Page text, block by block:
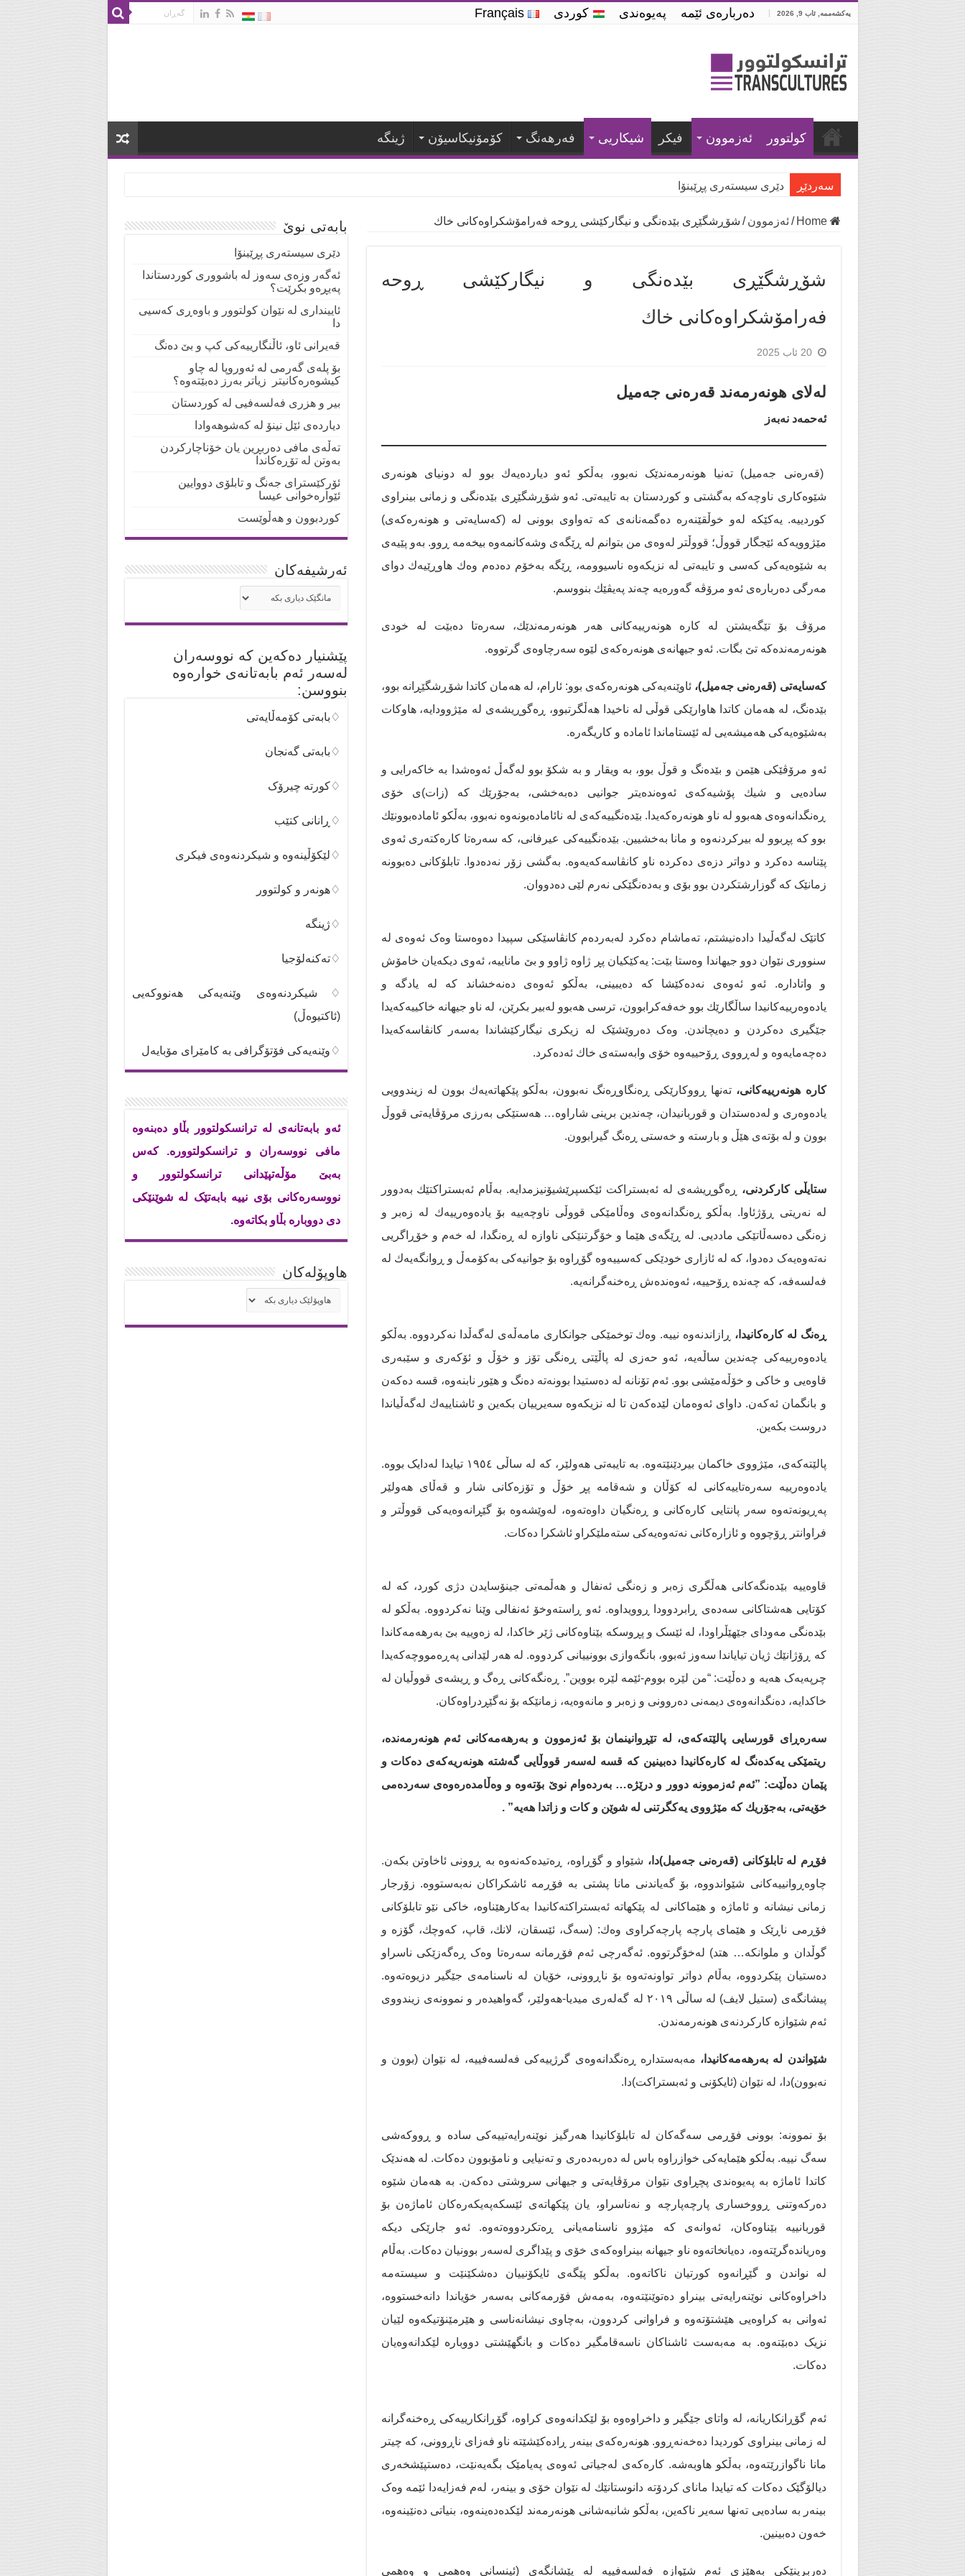
یەکشەممە, ئاب 9, 2026 ده‌رباره‌ی ئێمه‌ په‌یوه‌ندی کوردی Français
كولتوور ئه‌زموون فیكر شیكاریی فه‌رهه‌نگ كۆمۆنیكاسیۆن ژینگە
سه‌ردێڕ دێری سیستەری پڕێبنۆا
Home
/ ئه‌زموون / شۆڕشگێڕی بێدەنگی و نیگاركێشی ڕوحە فەرامۆشکراوەکانی خاك
شۆڕشگێڕی بێدەنگی و نیگاركێشی ڕوحە
فەرامۆشکراوەکانی خاك
20 ئاب 2025
لەلای هونەرمەند قەرەنی جەمیل
ئەحمەد نەبەز
(قەرەنی جەمیل) تەنیا هونەرمەندێک نەبوو، بەڵكو ئەو دیاردەیەك بوو لە دونیای هونەری
شێوەكاری ناوچەكە بەگشتی و كوردستان بە تایبەتی. ئەو شۆڕشگێڕی بێدەنگی و زمانی بینراوی
کوردییە. یەکێکە لەو خوڵقێنەرە دەگمەنانەی کە تەواوی بوونی له‌ (كەسایەتی و هونەرەكەی)
مێژوویەكە ئێجگار قووڵ؛ قووڵتر لەوەی من بتوانم لە ڕێگەی وشەکانمەوە بیخەمە ڕوو. بەو پێیەی
بە شێوەیەكی كەسی و تایبەتی لە نزیكەوە ناسیوومە، ڕێگە بەخۆم دەدەم وەك هاوڕێیەك دوای
مەرگی دەربارەی ئەو مرۆڤە گەورەیە چەند پەیڤێك بنووسم.
مرۆڤ بۆ تێگەیشتن لە کارە هونەرییەکانی هەر هونەرمەندێك، سەرەتا دەبێت لە خودی
هونەرمەندەكە تێ بگات. ئەو جیهانەی هونەرەكەی لێوە سه‌رچاوه‌ی گرتووه‌.
کەسایەتی (قەرەنی جەمیل)، ئاوێنەیەکی هونەرەکەی بوو: ئارام، لە هەمان کاتدا شۆڕشگێڕانە بوو،
بێدەنگ، لە هەمان کاتدا هاوارێكی قوڵی لە ناخیدا هەڵگرتبوو، ڕەگوڕیشەی لە مێژوودایە، هاوکات
بەشێوەیەكی هەمیشەیی لە ئێستاماندا ئامادە و كاریگەرە.
ئەو مرۆڤێكی هێمن و بێدەنگ و قوڵ بوو، بە ویقار و بە شكۆ بوو لەگەڵ ئەوەشدا بە خاكەرایی و
سادەیی و شیك پۆشیەكەی ئەوەندەیتر جوانیی دەبەخشی، بەجۆرێك كە (زات)ی خۆی
ڕەنگدانەوەی هەبوو لە ناو هونەرەكەیدا. بێدەنگییەکەی لە نائاماده‌بونه‌وه‌ نەبوو، بەڵكو ئامادەبوونێك
بوو كە پڕبوو لە بیرکردنەوە و مانا به‌خشیین. بێدەنگییەكی عیرفانی، کە سەرەتا کارەکتەری ئەوی
پێناسە دەکرد و دواتر دزەی دەکردە ناو کانڤاسەکەیەوە. بەگشی زۆر نه‌ده‌دوا. تابلۆكانی دەبوونە
زمانێک کە گوزارشتكردن بوو بۆی و بەدەنگێكی نەرم لێی دەدووان.
کاتێک لەگەڵیدا دادەنیشتم، تەماشام دەکرد لەبەردەم کانڤاسێکی سپیدا دەوەستا وەک ئەوەی لە
سنووری نێوان دوو جیهاندا وەستا بێت: یەکێکیان پڕ ژاوە ژاوو و بێ ماناییە، ئەوی دیکەیان خامۆش
و واتادارە. ئەو ئەوەی نەدەكێشا كە دەیبینی، به‌ڵكو ئەوەی ده‌نه‌خشاند كە لە یادگه‌ و
یادەوەرییەكانیدا ساڵگارێك بوو خەفەکرابوون، ترسی هەبوو لەبیر بکرێن، لە ناو جیهانە خاكییەكەیدا
جێگیری دەكردن و دەیچاندن. وەک دەروێشێک لە زیكری نیگاركێشاندا بەسەر کانڤاسەکەیدا
دەچەمایەوە و لەڕووی ڕۆحییەوە خۆی وابه‌سته‌ی خاك ئه‌دەكرد.
کارە هونەرییەكانی، تەنها ڕووکارێكی ڕەنگاوڕەنگ نەبوون، به‌ڵكو پێکهاتەیه‌ك بوون له‌ زیندوویی
یادەوەری و لەدەستدان و قوربانیدان، چه‌ندین برینی شاراوە… هەستێكی بەرزی مرۆڤایەتی قووڵ
بوون و له‌ بۆته‌ی هێڵ و بارسته‌ و خه‌ستی ڕه‌نگ گیرابوون.
ستایڵی كاركردنی، ڕەگوڕیشەی لە ئەبستراکت ئێکسپرێشیۆنیزمدایە. بەڵام ئەبستراکتێك به‌دوور
له‌ نەریتی ڕۆژئاوا. بەڵکو ڕەنگدانەوەی وەڵامێکی قووڵی ناوچەییە بۆ یاده‌وه‌رییه‌ك له‌ زەبر و
زەنگی ده‌سه‌ڵاتێكی ماددیی. لە ڕێگەی هێما و خۆگرتنێکی ناوازە لە ڕەنگدا، لە خەم و خۆڕاگریی
نەتەوەیەک ده‌دوا، كە لە ئازاری خودێكی کەسییەوە گۆڕاوە بۆ جوانیه‌كی بەکۆمەڵ و ڕوانگه‌یه‌ك له‌
فەلسەفە، کە چەندە ڕۆحییە، ئەوەندەش ڕەخنەگرانەیە.
ڕەنگ لە کارەکانیدا، ڕازاندنەوە نییە. وەك توخمێكی جوانکاری مامەڵەی لەگەڵدا نەكردووە. بەڵكو
یادەوەرییەكی چەندین ساڵەیە، ئەو حەزی لە پاڵێتی ڕەنگی تۆز و خۆڵ و ئۆكەری و سێبەری
قاوەیی و خاکی و خۆڵەمێشی بوو. ئەم تۆنانە لە دەستیدا بوونەتە دەنگ و هێور نابنەوە، قسە دەکەن
و بانگمان ئه‌كه‌ن. داوای ئه‌وه‌مان لێدەکەن تا لە نزیکەوە سەیرییان بکەین و ئاشناییه‌ك له‌گه‌ڵیاندا
دروست بكه‌ین.
پالێتەكەی، مێژووی خاکمان بیردێنێتەوە. بە تایبەتی هەولێر، کە لە ساڵی ١٩٥٤ تیایدا لەدایک بووە.
یادەوەرییە سەرەتاییەکانی لە كۆڵان و شەقامە پڕ خۆڵ و تۆزەکانی شار و قەڵای هەولێر
په‌ڕیونه‌ته‌وه‌ سەر پانتایی كارەكانی و ڕەنگیان داوەتەوە، لەوێشەوە بۆ گێڕانەوەیەكی قووڵتر و
فراوانتر ڕۆچووە و ئازارەكانی نەتەوەیەكی ستەملێكراو ئاشکرا دەكات.
قاوەییە بێدەنگەکانی هەڵگری زەبر و زەنگی ئەنفال و هەڵمەتی جینۆسایدن دژی کورد، كە لە
کۆتایی هەشتاکانی سەدەی ڕابردوودا ڕوویداوە. ئەو ڕاستەوخۆ ئەنفالی وێنا نەکردووە. بەڵکو لە
بێدەنگی مه‌ودای جێهێڵراودا، لە ئێسک و پڕوسكە بێناوەکانی ژێر خاکدا، لە زەوییە بێ بەرهەمەکاندا
کە ڕۆژانێك ژیان تیایاندا سه‌وز ئه‌بوو، بانگەوازی بوونییانی كردووە. لە هەر لێدانی په‌ڕه‌مووچه‌كه‌یدا
چرپەیەک هەیە و دەڵێت: “من لێرە بووم-ئێمە لێرە بووین”. ڕەنگەکانی ڕەگ و ڕیشەی قووڵیان لە
خاكدایە، دەنگدانەوەی دیمەنی دەروونی و زەبر و مانەوەیە، زمانێكە بۆ نەگێڕدراوەكان.
سەرەڕای قورسایی پالێتەكەی، لە تێڕوانینمان بۆ ئەزموون و بەرهەمەکانی ئەم هونەرمەندە،
ریتمێكی یەكدەنگ لە كارەكانیدا دەبینین کە قسە لەسەر قووڵایی گەشتە هونەریەکەی دەکات و
پێمان دەڵێت: ”ئەم ئەزموونە دوور و درێژە… بەردەوام نوێ بۆتەوە و وەڵامدەرەوەی سەردەمی
خۆیەتی، بەجۆریك كە مێژووی یەكگرتنی لە شوێن و كات و زاتدا هەیە” .
فۆڕم لە تابلۆكانی (قەرەنی جەمیل)دا، شێواو و گۆڕاوە، ڕەتیدەکەنەوە بە ڕوونی ئاخاوتن بکەن.
چاوەڕوانییەکانی شێواندووە، بۆ گەیاندنی مانا پشتی بە فۆڕمە ئاشکراکان نەبەستووە. زۆرجار
زمانی نیشانە و ئاماژە و هێماكانی لە پێکهاتە ئەبستراکتەکانیدا بەكارهێناوە، خاكی نێو تابلۆكانی
فۆڕمی ناڕێک و هێمای پارچە پارچەکراوی وەك: (سەگ، ئێسقان، لانك، قاپ، كەوچك، گۆزە و
گوڵدان و ملوانكە… هتد) لەخۆگرتووە. ئەگەرچی ئەم فۆڕمانە سەرەتا وەک ڕەگەزێكی ناسراو
دەستیان پێكردووە، بەڵام دواتر تواونەتەوە بۆ ناڕوونی، خۆیان لە ناسنامەی جێگیر دزیوەتەوە.
پیشانگەی (ستیل لایف) لە ساڵی ٢٠١٩ لە گەلەری میدیا-هه‌ولێر، گه‌واهیده‌ر و نموونەی زیندووی
ئەم شێوازە كاركردنه‌ی هونه‌رمه‌ندن.
شێواندن لە بەرهەمەكانیدا، مەبەستدارە ڕەنگدانەوەی گرژییەکی فەلسەفییە، لە نێوان (بوون و
نەبوون)دا، لە نێوان (ئایکۆنی و ئەبستراکت)دا.
بۆ نموونە: بوونی فۆڕمی سەگەكان لە تابلۆکانیدا هەرگیز نوێنەرایەتییەکی سادە و ڕووکەشی
سەگ نییە. بەڵکو هێمایەكی خوازراوە باس لە دەربەدەری و تەنیایی و نامۆبوون دەكات. لە هەندێک
کاتدا ئاماژە بە پەیوەندی پچڕاوی نێوان مرۆڤایەتی و جیهانی سروشتی دەکەن. بە هەمان شێوە
دەرکەوتنی ڕووخساری پارچەپارچە و نەناسراو، یان پێکهاتەی ئێسکەپەیکەرەكان ئاماژەن بۆ
قوربانییە بێناوەکان، ئەوانەی کە مێژوو ناسنامەیانی ڕەتکردووەتەوە. ئەو جارێكی دیكە
وەریاندەگرێتەوە، دەیانخاتەوە ناو جیهانە بینراوەكەی خۆی و پێداگری لەسەر بوونیان دەکات. بەڵام
لە نواندن و گێڕانەوە کورتیان ناکاتەوە. بەڵکو پێگەی ئایکۆنییان دەشکێنێت و سیستەمه‌
داخراوەکانی نوێنەرایەتی بینراو دەتوێنێتەوە، بەمەش فۆرمەکانی بەسەر خۆیاندا دانەخستووە،
ئەوانی بە کراوەیی هێشتۆتەوە و فراوانی كردوون، بەچاوی نیشانەناسی و هێرمێنۆتیکەوە لێیان
نزیک دەبێتەوە. بە مەبەست ئاشناکان ناسەقامگیر دەکات و بانگهێشتی دووبارە لێکدانەوەیان
دەکات.
ئەم گۆڕانكاریانە، لە واتای جێگیر و داخراوەوە بۆ لێکدانەوەی کراوە، گۆڕانکارییەکی ڕەخنەگرانە
لە زمانی بینراوی کوردیدا ده‌خه‌نه‌ڕوو. هونەرەکەی بینەر ڕادەکێشێتە ناو فەزای ناڕوونی، کە چیتر
مانا ناگوازرێتەوە، بەڵکو هاوبەشە. کارەکەی لەجیاتی ئەوەی پەیامێک بگەیەنێت، دەستپێشخەری
دیالۆگێک دەكات كە تیایدا مانای كردۆتە دانوستانێك لە نێوان خۆی و بینەر، لەم فەزایەدا ئێمە وەک
بینەر بە سادەیی تەنها سەیر ناکەین، بەڵكو شانبەشانی هونەرمەند لێکدەدەینەوە، بنیاتی دەنێینەوە،
خەون دەبینین.
دەربڕینێکی بەهێزی ئەم شێوازە فەلسەفییە لە پێشانگەی (ئینسانی وەھمی و وەھمی
بابەتی نوێ
دێری سیستەری پڕێبنۆا
ئەگەر وزەی سەوز لە باشووری کوردستاندا
پەیڕەو بکرێت؟
ئایینداری لە نێوان کولتوور و باوەڕی کەسیی
دا
قەیرانی ئاو، ئاڵنگارییەکی کپ و بێ دەنگ
بۆ پلەی گەرمی لە ئەوروپا لە چاو
کیشوەرەکانیتر زیاتر بەرز دەبێتەوە؟
بیر و هزری فەلسەفیی لە کوردستان
دیاردەی ئێل نینۆ لە کەشوهەوادا
تەڵەی مافی دەربڕین یان خۆناچارکردن
بەوتن لە تۆڕەکاندا
ئۆرکێسترای جەنگ و تابلۆی دووایین
ئێوارەخوانی عیسا
کوردبوون و هەڵوێست
ئه‌رشیفه‌کان
ئه‌رشیفه‌کان
پێشنیار دەکەین کە نووسەران
لەسەر ئەم بابەتانەی خوارەوە
بنووسن:
♢بابەتی کۆمەڵایەتی
♢بابەتی گەنجان
♢کورتە چیرۆک
♢ڕانانی کتێب
♢لێکۆڵینەوە و شیکردنەوەی فیکری
♢هونەر و کولتوور
♢ژینگە
♢تەکنەلۆجیا
♢شیکردنەوەی وێنەیەکی هەنووکەیی
(ئاکتیوەڵ)
♢وێنەیەکی فۆتۆگرافی بە کامێرای مۆبایەل
ئەو بابەتانەی لە ترانسکولتوور بڵاو دەبنەوە
مافی نووسەران و ترانسکولتوورە. کەس
بەبێ مۆڵەتپێدانی ترانسکولتوور و
نووسەرەکانی بۆی نییە بابەتێک لە شوێنێکی
دی دووبارە بڵاو بکاتەوە.
هاوپۆله‌كان
هاوپۆله‌كان